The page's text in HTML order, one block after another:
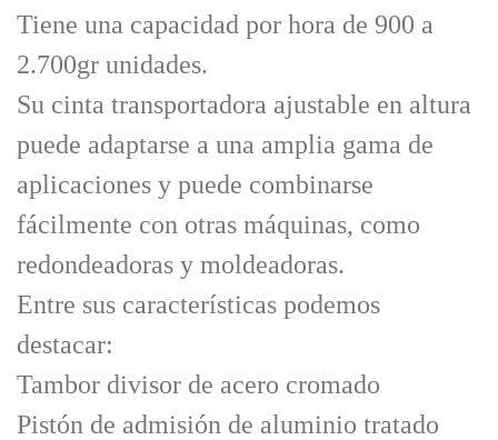
Tiene una capacidad por hora de 900 a
2.700gr unidades.
Su cinta transportadora ajustable en altura
puede adaptarse a una amplia gama de
aplicaciones y puede combinarse
fácilmente con otras máquinas, como
redondeadoras y moldeadoras.
Entre sus características podemos
destacar:
Tambor divisor de acero cromado
Pistón de admisión de aluminio tratado